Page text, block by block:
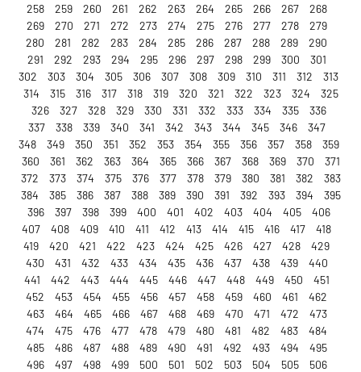
258
259 260 261 262 263 264 265 266 267
268
269
270 271 272 273 274 275 276 277 278
279
280
281 282 283 284 285 286 287 288 289
290
291
292 293 294 295 296 297 298 299 300
301
302
303 304 305 306 307 308 309 310 311 312
313
314
315 316 317 318 319 320 321 322 323 324
325
326
327 328 329 330 331 332 333 334 335
336
337
338 339 340 341 342 343 344 345 346
347
348
349 350 351 352 353 354 355 356 357 358
359
360
361 362 363 364 365 366 367 368 369 370
371
372
373 374 375 376 377 378 379 380 381 382
383
384
385 386 387 388 389 390 391 392 393 394
395
396
397 398 399 400 401 402 403 404 405
406
407
408 409 410 411 412 413 414 415 416 417
418
419
420 421 422 423 424 425 426 427 428
429
430
431 432 433 434 435 436 437 438 439
440
441
442 443 444 445 446 447 448 449 450
451
452
453 454 455 456 457 458 459 460 461
462
463
464 465 466 467 468 469 470 471 472
473
474
475 476 477 478 479 480 481 482 483
484
485
486 487 488 489 490 491 492 493 494
495
496
497 498 499 500 501 502 503 504 505
506